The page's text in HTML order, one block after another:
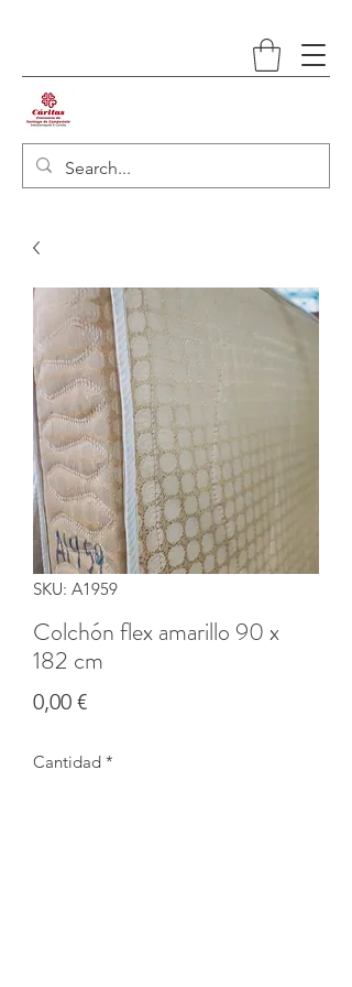
SKU: A1959
Colchón flex amarillo 90 x
182 cm
0,00 €Precio
Cantidad *